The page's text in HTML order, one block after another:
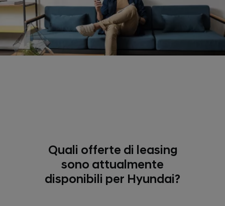
Quali offerte di leasing
sono attualmente
disponibili per Hyundai?